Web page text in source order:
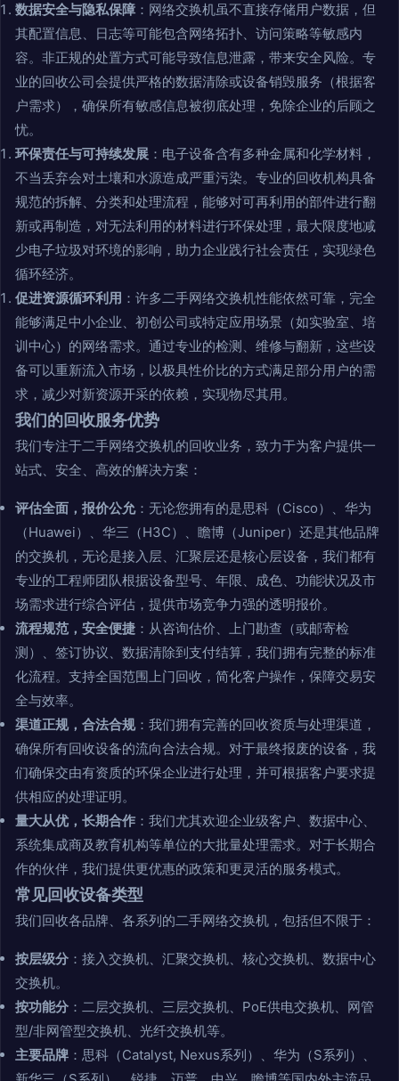
数据安全与隐私保障 ：网络交换机虽不直接存储用户数据，但
其配置信息、日志等可能包含网络拓扑、访问策略等敏感内
容。非正规的处置方式可能导致信息泄露，带来安全风险。专
业的回收公司会提供严格的数据清除或设备销毁服务（根据客
户需求），确保所有敏感信息被彻底处理，免除企业的后顾之
忧。
环保责任与可持续发展 ：电子设备含有多种金属和化学材料，
不当丢弃会对土壤和水源造成严重污染。专业的回收机构具备
规范的拆解、分类和处理流程，能够对可再利用的部件进行翻
新或再制造，对无法利用的材料进行环保处理，最大限度地减
少电子垃圾对环境的影响，助力企业践行社会责任，实现绿色
循环经济。
促进资源循环利用 ：许多二手网络交换机性能依然可靠，完全
能够满足中小企业、初创公司或特定应用场景（如实验室、培
训中心）的网络需求。通过专业的检测、维修与翻新，这些设
备可以重新流入市场，以极具性价比的方式满足部分用户的需
求，减少对新资源开采的依赖，实现物尽其用。
我们的回收服务优势
我们专注于二手网络交换机的回收业务，致力于为客户提供一
站式、安全、高效的解决方案：
评估全面，报价公允：无论您拥有的是思科（Cisco）、华为
（Huawei）、华三（H3C）、瞻博（Juniper）还是其他品牌
的交换机，无论是接入层、汇聚层还是核心层设备，我们都有
专业的工程师团队根据设备型号、年限、成色、功能状况及市
场需求进行综合评估，提供市场竞争力强的透明报价。
流程规范，安全便捷 ：从咨询估价、上门勘查（或邮寄检
测）、签订协议、数据清除到支付结算，我们拥有完整的标准
化流程。支持全国范围上门回收，简化客户操作，保障交易安
全与效率。
渠道正规，合法合规：我们拥有完善的回收资质与处理渠道，
确保所有回收设备的流向合法合规。对于最终报废的设备，我
们确保交由有资质的环保企业进行处理，并可根据客户要求提
供相应的处理证明。
量大从优，长期合作 ：我们尤其欢迎企业级客户、数据中心、
系统集成商及教育机构等单位的大批量处理需求。对于长期合
作的伙伴，我们提供更优惠的政策和更灵活的服务模式。
常见回收设备类型
我们回收各品牌、各系列的二手网络交换机，包括但不限于：
按层级分 ：接入交换机、汇聚交换机、核心交换机、数据中心
交换机。
按功能分 ：二层交换机、三层交换机、PoE供电交换机、网管
型/非网管型交换机、光纤交换机等。
主要品牌 ：思科（Catalyst, Nexus系列）、华为（S系列）、